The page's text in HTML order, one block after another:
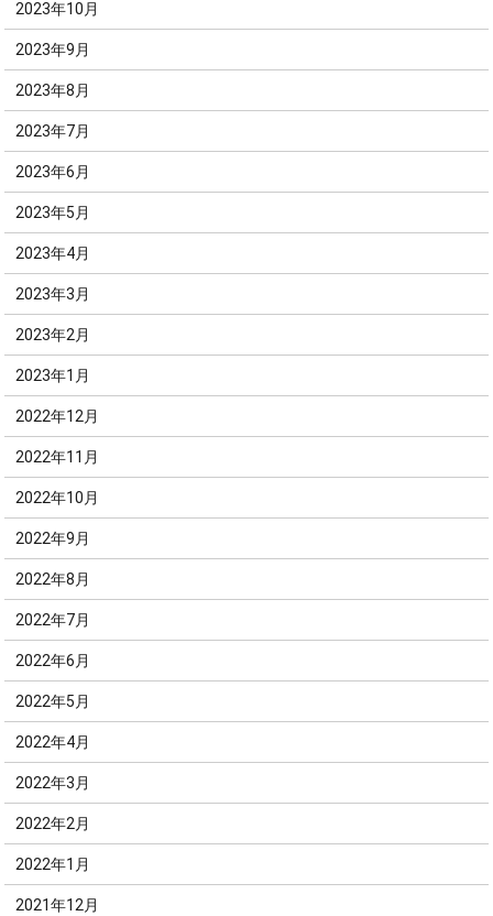
2023年10月
2023年9月
2023年8月
2023年7月
2023年6月
2023年5月
2023年4月
2023年3月
2023年2月
2023年1月
2022年12月
2022年11月
2022年10月
2022年9月
2022年8月
2022年7月
2022年6月
2022年5月
2022年4月
2022年3月
2022年2月
2022年1月
2021年12月